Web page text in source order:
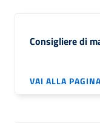
Consigliere di
VAI ALLA PAGINA